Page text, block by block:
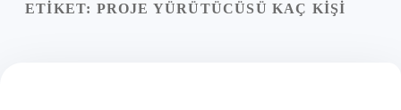
ETIKET: PROJE YÜRÜTÜCÜSÜ KAÇ KIŞI